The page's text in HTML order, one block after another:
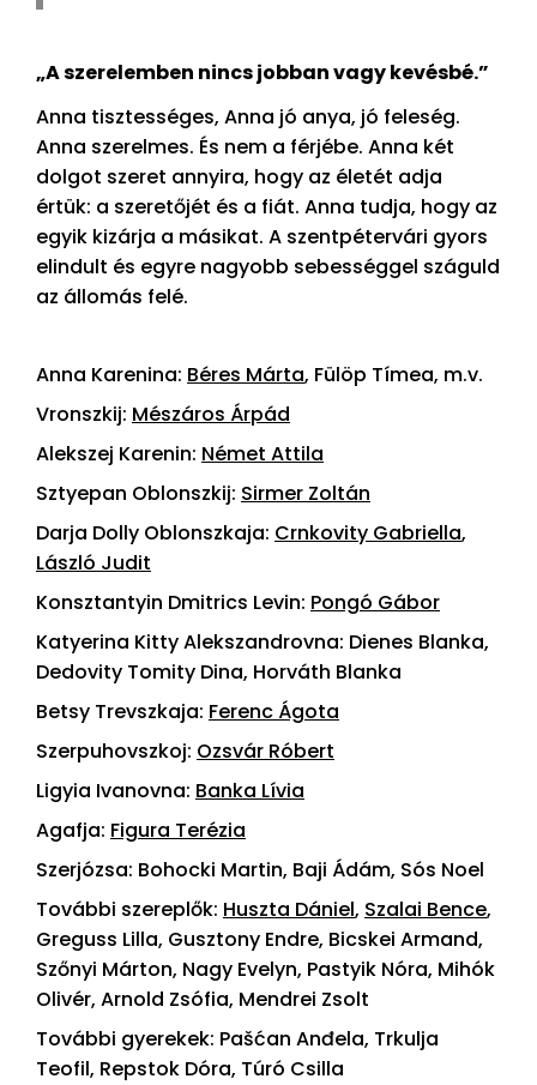
„A szerelemben nincs jobban vagy kevésbé.”
Anna tisztességes, Anna jó anya, jó feleség.
Anna szerelmes. És nem a férjébe. Anna két
dolgot szeret annyira, hogy az életét adja
értük: a szeretőjét és a fiát. Anna tudja, hogy az
egyik kizárja a másikat. A szentpétervári gyors
elindult és egyre nagyobb sebességgel száguld
az állomás felé.
Anna Karenina: Béres Márta, Fülöp Tímea, m.v.
Vronszkij: Mészáros Árpád
Alekszej Karenin: Német Attila
Sztyepan Oblonszkij: Sirmer Zoltán
Darja Dolly Oblonszkaja: Crnkovity Gabriella,
László Judit
Konsztantyin Dmitrics Levin: Pongó Gábor
Katyerina Kitty Alekszandrovna: Dienes Blanka,
Dedovity Tomity Dina, Horváth Blanka
Betsy Trevszkaja: Ferenc Ágota
Szerpuhovszkoj: Ozsvár Róbert
Ligyia Ivanovna: Banka Lívia
Agafja: Figura Terézia
Szerjózsa: Bohocki Martin, Baji Ádám, Sós Noel
További szereplők: Huszta Dániel, Szalai Bence,
Greguss Lilla, Gusztony Endre, Bicskei Armand,
Szőnyi Márton, Nagy Evelyn, Pastyik Nóra, Mihók
Olivér, Arnold Zsófia, Mendrei Zsolt
További gyerekek: Pašćan Anđela, Trkulja
Teofil, Repstok Dóra, Túró Csilla